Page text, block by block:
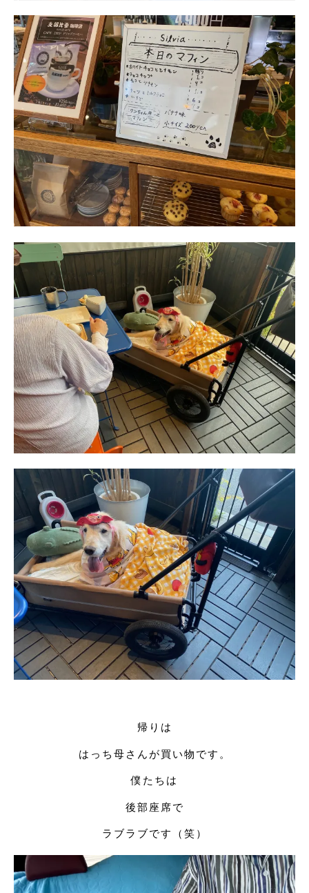
帰りは
はっち母さんが買い物です。
僕たちは
後部座席で
ラブラブです（笑）